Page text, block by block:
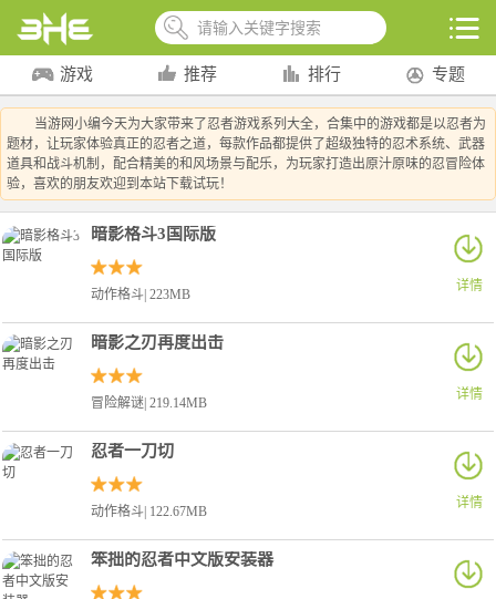
游戏 推荐 排行 专题
当游网小编今天为大家带来了忍者游戏系列大全，合集中的游戏都是以忍者为
题材，让玩家体验真正的忍者之道，每款作品都提供了超级独特的忍术系统、武器
道具和战斗机制，配合精美的和风场景与配乐，为玩家打造出原汁原味的忍冒险体
验，喜欢的朋友欢迎到本站下载试玩！
详情
暗影格斗3国际版
动作格斗| 223MB
详情
暗影之刃再度出击
冒险解谜| 219.14MB
详情
忍者一刀切
动作格斗| 122.67MB
笨拙的忍者中文版安装器